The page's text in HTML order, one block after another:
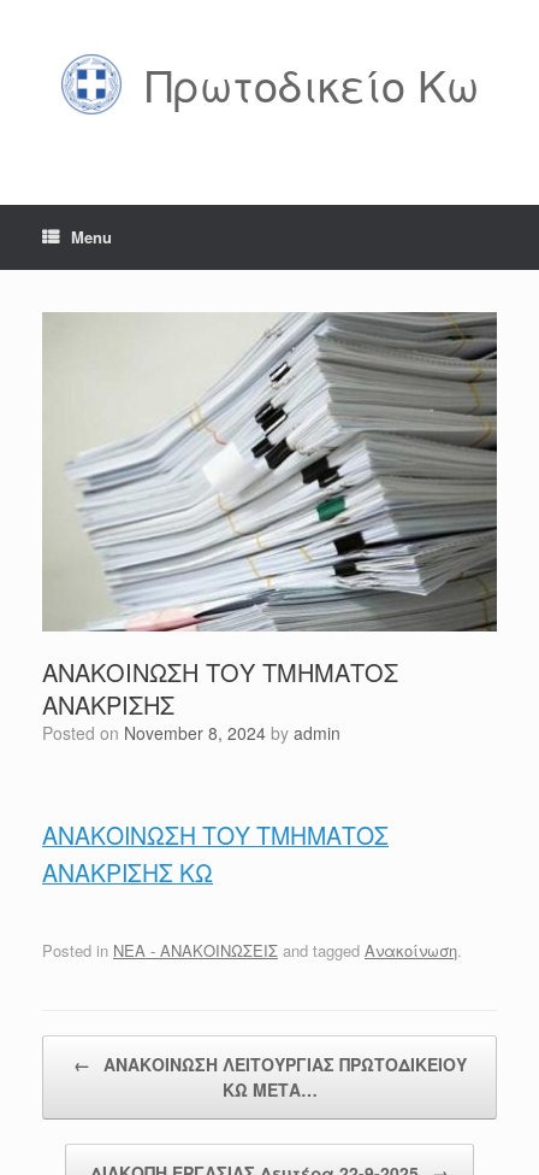
Πρωτοδικείο Κω
Menu
ΑΝΑΚΟΙΝΩΣΗ ΤΟΥ ΤΜΗΜΑΤΟΣ
ΑΝΑΚΡΙΣΗΣ
Posted on November 8, 2024 by admin
ΑΝΑΚΟΙΝΩΣΗ ΤΟΥ ΤΜΗΜΑΤΟΣ
ΑΝΑΚΡΙΣΗΣ ΚΩ
Posted in ΝΕΑ - ΑΝΑΚΟΙΝΩΣΕΙΣ and tagged Ανακοίνωση.
← ΑΝΑΚΟΙΝΩΣΗ ΛΕΙΤΟΥΡΓΙΑΣ ΠΡΩΤΟΔΙΚΕΙΟΥ
ΚΩ ΜΕΤΑ…